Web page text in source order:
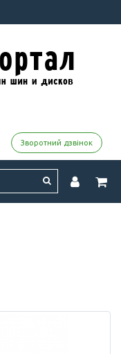
Зворотний дзвінок